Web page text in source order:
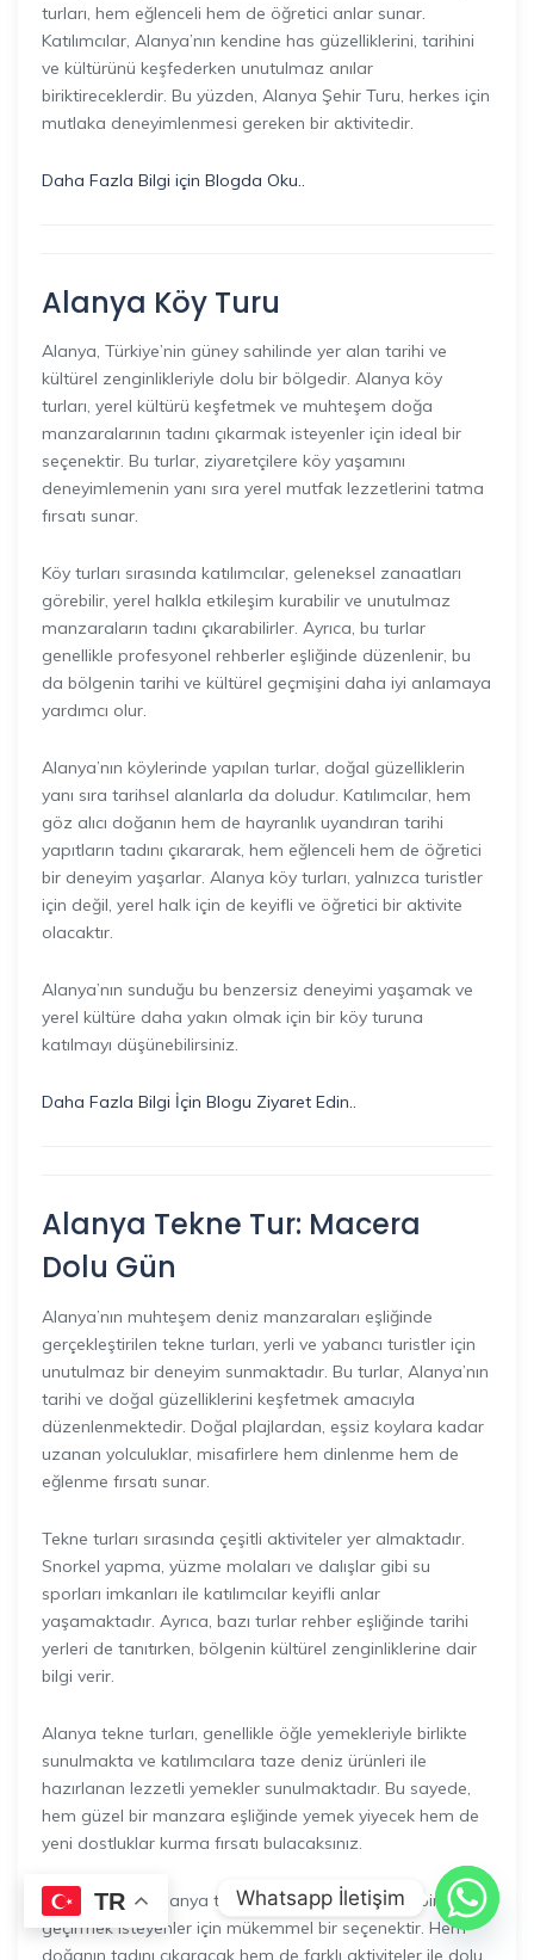
turları, hem eğlenceli hem de öğretici anlar sunar.
Katılımcılar, Alanya’nın kendine has güzelliklerini, tarihini
ve kültürünü keşfederken unutulmaz anılar
biriktireceklerdir. Bu yüzden, Alanya Şehir Turu, herkes için
mutlaka deneyimlenmesi gereken bir aktivitedir.
Daha Fazla Bilgi için Blogda Oku..
Alanya Köy Turu
Alanya, Türkiye’nin güney sahilinde yer alan tarihi ve
kültürel zenginlikleriyle dolu bir bölgedir. Alanya köy
turları, yerel kültürü keşfetmek ve muhteşem doğa
manzaralarının tadını çıkarmak isteyenler için ideal bir
seçenektir. Bu turlar, ziyaretçilere köy yaşamını
deneyimlemenin yanı sıra yerel mutfak lezzetlerini tatma
fırsatı sunar.
Köy turları sırasında katılımcılar, geleneksel zanaatları
görebilir, yerel halkla etkileşim kurabilir ve unutulmaz
manzaraların tadını çıkarabilirler. Ayrıca, bu turlar
genellikle profesyonel rehberler eşliğinde düzenlenir, bu
da bölgenin tarihi ve kültürel geçmişini daha iyi anlamaya
yardımcı olur.
Alanya’nın köylerinde yapılan turlar, doğal güzelliklerin
yanı sıra tarihsel alanlarla da doludur. Katılımcılar, hem
göz alıcı doğanın hem de hayranlık uyandıran tarihi
yapıtların tadını çıkararak, hem eğlenceli hem de öğretici
bir deneyim yaşarlar. Alanya köy turları, yalnızca turistler
için değil, yerel halk için de keyifli ve öğretici bir aktivite
olacaktır.
Alanya’nın sunduğu bu benzersiz deneyimi yaşamak ve
yerel kültüre daha yakın olmak için bir köy turuna
katılmayı düşünebilirsiniz.
Daha Fazla Bilgi İçin Blogu Ziyaret Edin..
Alanya Tekne Tur: Macera
Dolu Gün
Alanya’nın muhteşem deniz manzaraları eşliğinde
gerçekleştirilen tekne turları, yerli ve yabancı turistler için
unutulmaz bir deneyim sunmaktadır. Bu turlar, Alanya’nın
tarihi ve doğal güzelliklerini keşfetmek amacıyla
düzenlenmektedir. Doğal plajlardan, eşsiz koylara kadar
uzanan yolculuklar, misafirlere hem dinlenme hem de
eğlenme fırsatı sunar.
Tekne turları sırasında çeşitli aktiviteler yer almaktadır.
Snorkel yapma, yüzme molaları ve dalışlar gibi su
sporları imkanları ile katılımcılar keyifli anlar
yaşamaktadır. Ayrıca, bazı turlar rehber eşliğinde tarihi
yerleri de tanıtırken, bölgenin kültürel zenginliklerine dair
bilgi verir.
Alanya tekne turları, genellikle öğle yemekleriyle birlikte
sunulmakta ve katılımcılara taze deniz ürünleri ile
hazırlanan lezzetli yemekler sunulmaktadır. Bu sayede,
hem güzel bir manzara eşliğinde yemek yiyecek hem de
yeni dostluklar kurma fırsatı bulacaksınız.
Sonuç olarak, Alanya tekne turları, macera dolu bir gün
geçirmek isteyenler için mükemmel bir seçenektir. Hem
doğanın tadını çıkaracak hem de farklı aktiviteler ile dolu
TR Whatsapp İletişim